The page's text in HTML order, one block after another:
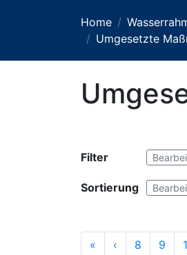
Home
Umgesetzte
Filter
Sortierung
« ‹ 8 9